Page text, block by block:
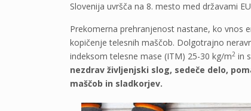
Slovenija uvršča na 8. mesto med državami
Prekomerna prehranjenost nastane, ko vnos
kopičenje telesnih maščob. Dolgotrajno
indeksom telesne mase (ITM) 25-30 kg/m2 in
nezdrav življenjski slog, sedeče delo,
maščob in sladkorjev.